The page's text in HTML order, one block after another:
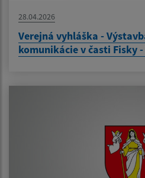
28.04.2026
Verejná vyhláška -
komunikácie v časti Fisky